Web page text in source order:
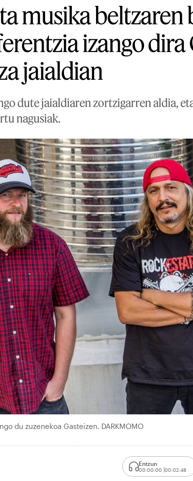
musika beltzaren
izango dira
jaialdian
dute jaialdiaren zortzigarren aldia,
nagusiak.
du zuzenekoa Gasteizen. DARKMOMO
Entzun
00:00:00 00:02:48